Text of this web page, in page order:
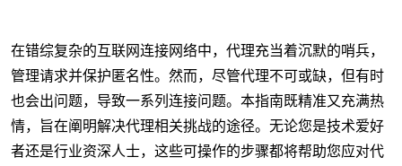
在错综复杂的互联网连接网络中，代理充当着沉默的哨兵，
管理请求并保护匿名性。然而，尽管代理不可或缺，但有时
也会出问题，导致一系列连接问题。本指南既精准又充满热
情，旨在阐明解决代理相关挑战的途径。无论您是技术爱好
者还是行业资深人士，这些可操作的步骤都将帮助您应对代